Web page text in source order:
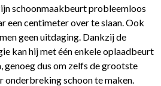
schoonmaakbeurt probleemloos
een centimeter over te slaan. Ook
geen uitdaging. Dankzij de
kan hij met één enkele oplaadbeurt
genoeg dus om zelfs de grootste
onderbreking schoon te maken.